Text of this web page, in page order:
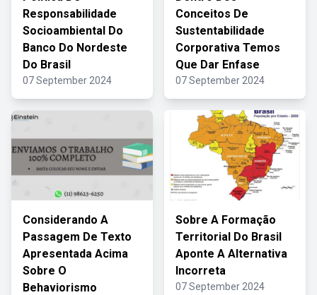
Responsabilidade
Socioambiental Do
Banco Do Nordeste
Do Brasil
07 September 2024
Conceitos De
Sustentabilidade
Corporativa Temos
Que Dar Enfase
07 September 2024
Considerando A
Passagem De Texto
Apresentada Acima
Sobre O
Behaviorismo
Sobre A Formação
Territorial Do Brasil
Aponte A Alternativa
Incorreta
07 September 2024